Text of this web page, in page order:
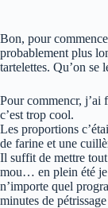
Bon, pour
probablement plus
tartelettes. Qu’on se
Pour commencr, j’ai
c’est trop cool.
Les proportions
de farine et une
Il suffit de mettre
mou… en plein été je
n’importe quel
minutes de